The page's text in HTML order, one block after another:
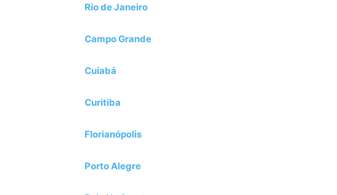
Rio de Janeiro
Campo Grande
Cuiabá
Curitiba
Florianópolis
Porto Alegre